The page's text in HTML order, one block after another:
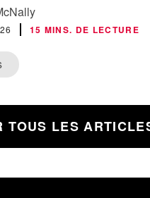
15 MINS. DE LECTURE
TOUS LES